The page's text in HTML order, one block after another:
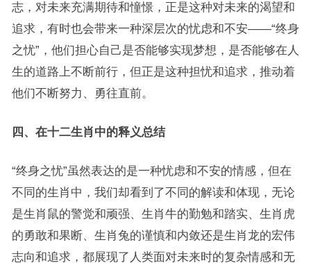
志，对未来充满期待和憧憬，正是这种对未来的渴望和
追求，有时也会带来一种深层次的忧虑和不安——“终身
之忧”，他们担心自己是否能够实现梦想，是否能够在人
生的道路上不断前行，但正是这种担忧和追求，推动着
他们不断努力、勇往直前。
四、在十二生肖中的释义总结
“终身之忧”虽然表达的是一种忧虑和不安的情感，但在
不同的生肖中，我们却看到了不同的解读和体现，无论
是生肖鼠的警觉和顽强、生肖牛的勤勉和踏实、生肖虎
的勇敢和果断、生肖兔的谨慎和内敛还是生肖龙的宏伟
志向和追求，都展现了人类面对未来时的复杂情感和无